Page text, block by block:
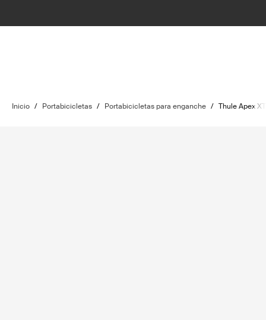
Inicio / Portabicicletas / Portabicicletas para enganche / Thule Apex XT